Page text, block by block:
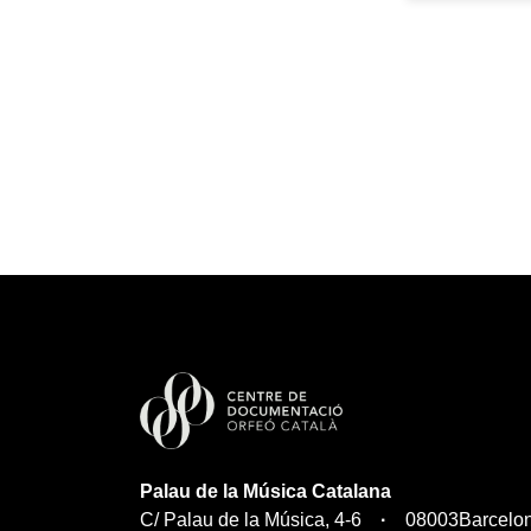
Palau de la Música Catalana
C/ Palau de la Música, 4-6
08003